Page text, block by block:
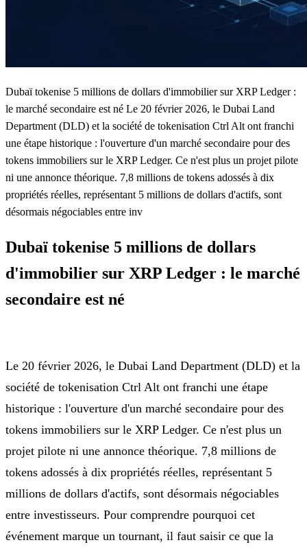
Dubaï tokenise 5 millions de dollars d'immobilier sur XRP Ledger :
le marché secondaire est né Le 20 février 2026, le Dubai Land
Department (DLD) et la société de tokenisation Ctrl Alt ont franchi
une étape historique : l'ouverture d'un marché secondaire pour des
tokens immobiliers sur le XRP Ledger. Ce n'est plus un projet pilote
ni une annonce théorique. 7,8 millions de tokens adossés à dix
propriétés réelles, représentant 5 millions de dollars d'actifs, sont
désormais négociables entre inv
Dubaï tokenise 5 millions de dollars
d'immobilier sur XRP Ledger : le marché
secondaire est né
Le 20 février 2026, le Dubai Land Department (DLD) et la
société de tokenisation Ctrl Alt ont franchi une étape
historique : l'ouverture d'un marché secondaire pour des
tokens immobiliers sur le XRP Ledger. Ce n'est plus un
projet pilote ni une annonce théorique. 7,8 millions de
tokens adossés à dix propriétés réelles, représentant 5
millions de dollars d'actifs, sont désormais négociables
entre investisseurs. Pour comprendre pourquoi cet
événement marque un tournant, il faut saisir ce que la